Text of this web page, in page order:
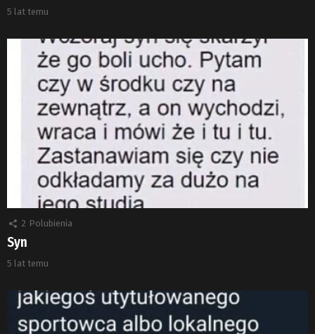
5 lat temu
2 Polubienia
Syn
5 lat temu